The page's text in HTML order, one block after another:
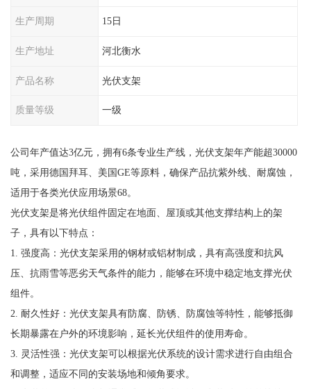
生产周期 15日
生产地址 河北衡水
产品名称 光伏支架
质量等级 一级
公司年产值达3亿元，拥有6条专业生产线，光伏支架年产能超30000
吨，采用德国拜耳、美国GE等原料，确保产品抗紫外线、耐腐蚀，
适用于各类光伏应用场景68。
光伏支架是将光伏组件固定在地面、屋顶或其他支撑结构上的架
子，具有以下特点：
1. 强度高：光伏支架采用的钢材或铝材制成，具有高强度和抗风
压、抗雨雪等恶劣天气条件的能力，能够在环境中稳定地支撑光伏
组件。
2. 耐久性好：光伏支架具有防腐、防锈、防腐蚀等特性，能够抵御
长期暴露在户外的环境影响，延长光伏组件的使用寿命。
3. 灵活性强：光伏支架可以根据光伏系统的设计需求进行自由组合
和调整，适应不同的安装场地和倾角要求。